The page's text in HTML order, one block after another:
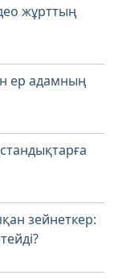
жұрттың
ер адамның
зейнеткер: